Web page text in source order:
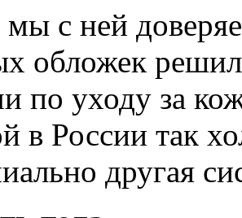
с ней
обложек
по уходу за
в России так
другая